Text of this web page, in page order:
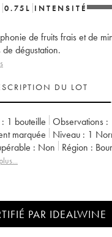
0.75 L INTENSITÉ
de fruits frais et de
de dégustation.
DU LOT
: 1 bouteille Observations :
marquée
Niveau : 1
:
non Région :
:
PAR IDEALWINE